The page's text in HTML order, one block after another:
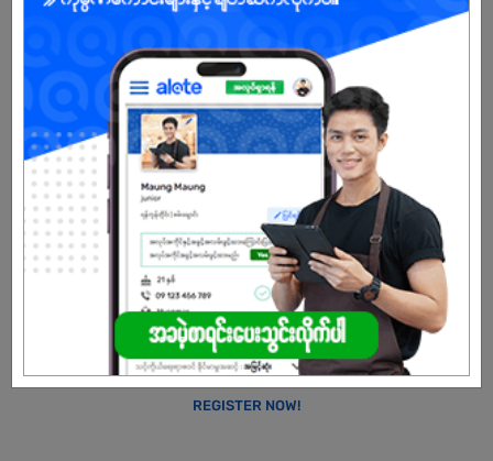
Open To : Male/Female
Already Expired
Don't have an account?
REGISTER NOW!